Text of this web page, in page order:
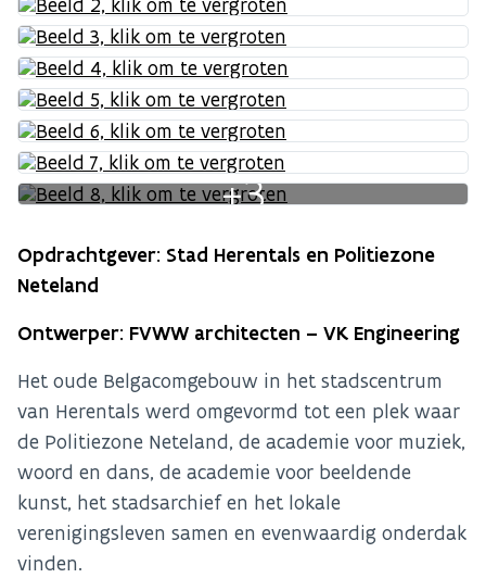
+3
Opdrachtgever: Stad Herentals en Politiezone
Neteland
Ontwerper: FVWW architecten – VK Engineering
Het oude Belgacomgebouw in het stadscentrum
van Herentals werd omgevormd tot een plek waar
de Politiezone Neteland, de academie voor muziek,
woord en dans, de academie voor beeldende
kunst, het stadsarchief en het lokale
verenigingsleven samen en evenwaardig onderdak
vinden.